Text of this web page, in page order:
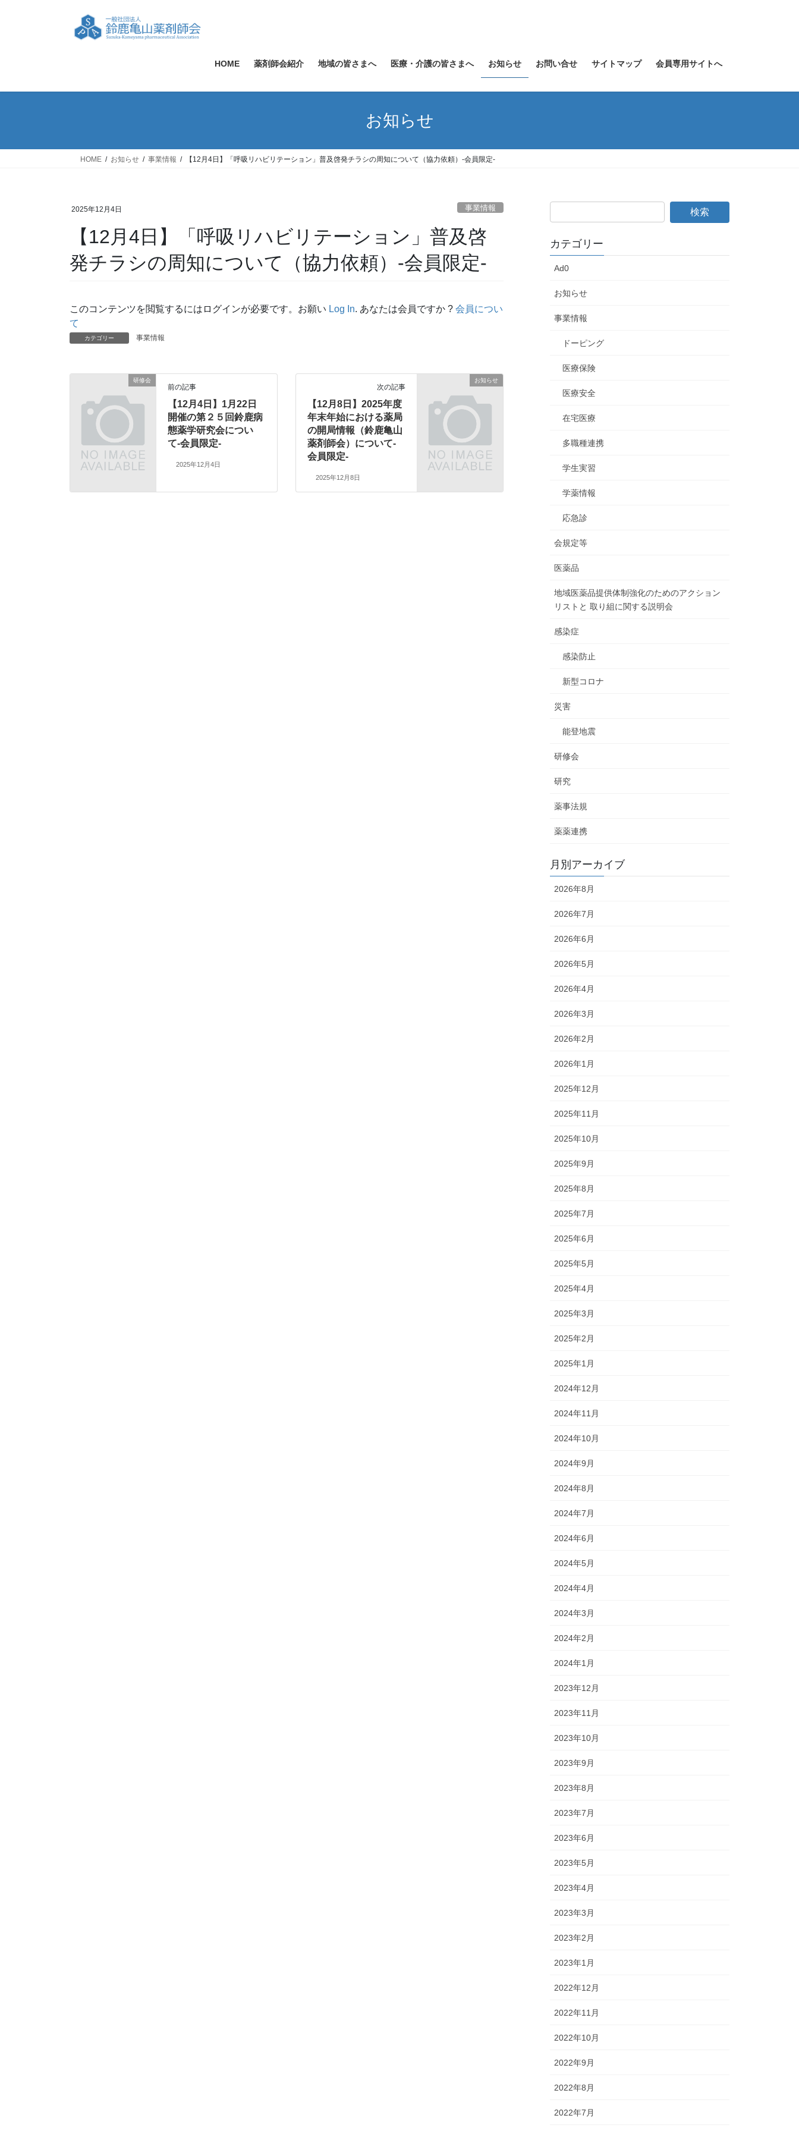
ス
ン
HOME 薬剤師会紹介 地域の皆さまへ 医療・介護の皆さまへ お知らせ お問い合せ サイトマップ 会員専用サイトへ
お知らせ
HOME お知らせ 事業情報 【12月4日】「呼吸リハビリテーション」普及啓発チラシの周知について（協力依頼）-会員限定-
2025年12月4日 事業情報
【12月4日】「呼吸リハビリテーション」普及啓
発チラシの周知について（協力依頼）-会員限定-
このコンテンツを閲覧するにはログインが必要です。お願い Log In. あなたは会員ですか ? 会員につい
て
カテゴリー 事業情報
研修会
前の記事
【12月4日】1月22日
開催の第２５回鈴鹿病
態薬学研究会につい
て-会員限定-
2025年12月4日
お知らせ
次の記事
【12月8日】2025年度
年末年始における薬局
の開局情報（鈴鹿亀山
薬剤師会）について-
会員限定-
2025年12月8日
カテゴリー
Ad0
お知らせ
事業情報
ドーピング
医療保険
医療安全
在宅医療
多職種連携
学生実習
学薬情報
応急診
会規定等
医薬品
地域医薬品提供体制強化のためのアクション
リストと 取り組に関する説明会
感染症
感染防止
新型コロナ
災害
能登地震
研修会
研究
薬事法規
薬薬連携
月別アーカイブ
2026年8月
2026年7月
2026年6月
2026年5月
2026年4月
2026年3月
2026年2月
2026年1月
2025年12月
2025年11月
2025年10月
2025年9月
2025年8月
2025年7月
2025年6月
2025年5月
2025年4月
2025年3月
2025年2月
2025年1月
2024年12月
2024年11月
2024年10月
2024年9月
2024年8月
2024年7月
2024年6月
2024年5月
2024年4月
2024年3月
2024年2月
2024年1月
2023年12月
2023年11月
2023年10月
2023年9月
2023年8月
2023年7月
2023年6月
2023年5月
2023年4月
2023年3月
2023年2月
2023年1月
2022年12月
2022年11月
2022年10月
2022年9月
2022年8月
2022年7月